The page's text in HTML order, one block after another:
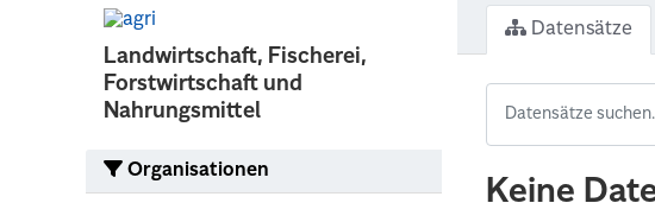
Landwirtschaft, Fischerei,
Forstwirtschaft und
Nahrungsmittel
Organisationen
Datensätze
Keine